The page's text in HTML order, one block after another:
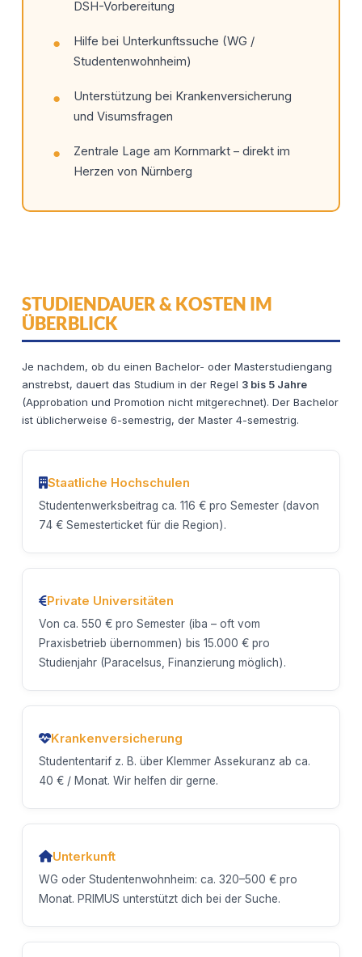
DSH-Vorbereitung
Hilfe bei Unterkunftssuche (WG /
Studentenwohnheim)
Unterstützung bei Krankenversicherung
und Visumsfragen
Zentrale Lage am Kornmarkt – direkt im
Herzen von Nürnberg
STUDIENDAUER & KOSTEN IM
ÜBERBLICK
Je nachdem, ob du einen Bachelor- oder Masterstudiengang
anstrebst, dauert das Studium in der Regel 3 bis 5 Jahre
(Approbation und Promotion nicht mitgerechnet). Der Bachelor
ist üblicherweise 6-semestrig, der Master 4-semestrig.
Staatliche Hochschulen
Studentenwerksbeitrag ca. 116 € pro Semester (davon
74 € Semesterticket für die Region).
Private Universitäten
Von ca. 550 € pro Semester (iba – oft vom
Praxisbetrieb übernommen) bis 15.000 € pro
Studienjahr (Paracelsus, Finanzierung möglich).
Krankenversicherung
Studententarif z. B. über Klemmer Assekuranz ab ca.
40 € / Monat. Wir helfen dir gerne.
Unterkunft
WG oder Studentenwohnheim: ca. 320–500 € pro
Monat. PRIMUS unterstützt dich bei der Suche.